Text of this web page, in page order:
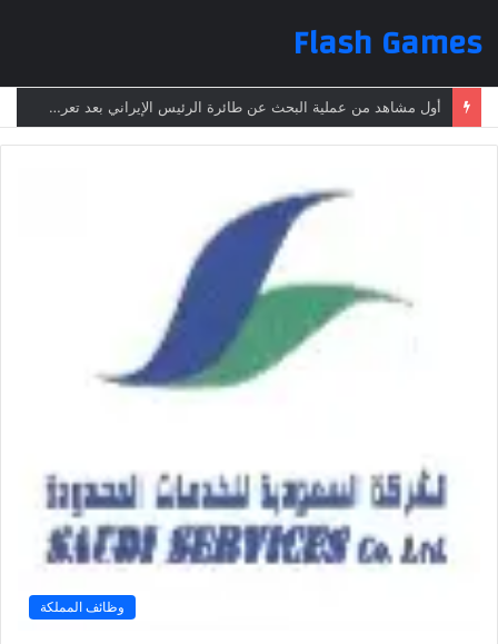
Flash Games
انتشر كالنار في الهشيم.. تحذيرات من انتشار “مرض قاتل” في هذه الدولة
وظائف المملكة